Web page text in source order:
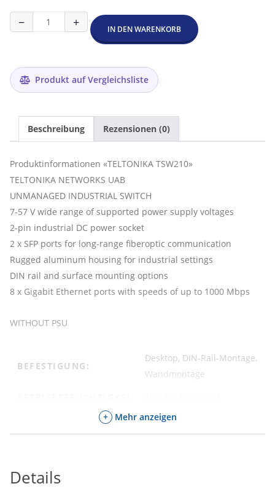
−
TELTONIKA
TSW210
Industrial
Unmanaged
Menge
+ IN DEN WARENKORB
Produkt auf Vergleichsliste
Beschreibung Rezensionen (0)
Produktinformationen «TELTONIKA TSW210»
TELTONIKA NETWORKS UAB
UNMANAGED INDUSTRIAL SWITCH
7-57 V wide range of supported power supply voltages
2-pin industrial DC power socket
2 x SFP ports for long-range fiberoptic communication
Rugged aluminum housing for industrial settings
DIN rail and surface mounting options
8 x Gigabit Ethernet ports with speeds of up to 1000 Mbps
WITHOUT PSU
BEFESTIGUNG:
Desktop, DIN-Rail-Montage,
Wandmontage
kondensierend
BETRIEBSTEMPERATUR:
-40 ℃ bis 75 ℃
ERDUNGSANSCHLUSS:
+ Mehr anzeigen
Details